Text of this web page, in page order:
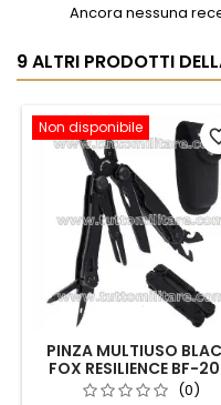
Ancora nessuna
9 ALTRI PRODOTTI
Non disponibile
PINZA MULTIUSO
FOX RESILIENCE BF-
(0)